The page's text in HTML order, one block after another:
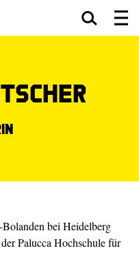
bei Heidelberg
Palucca Hochschule für